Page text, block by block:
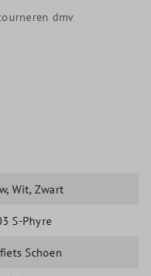
dmv
, Wit, Zwart
S-Phyre
Schoen